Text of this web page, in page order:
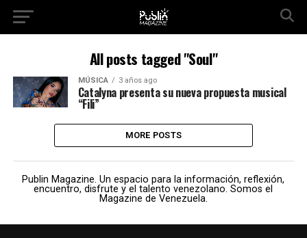
All posts tagged "Soul"
MÚSICA 3 años ago
Catalyna presenta su nueva propuesta musical
“Fili”
MORE POSTS
Publin Magazine. Un espacio para la información, reflexión,
encuentro, disfrute y el talento venezolano. Somos el
Magazine de Venezuela.